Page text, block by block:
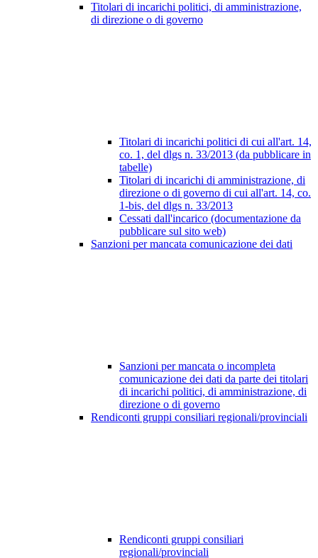
Titolari di incarichi politici, di amministrazione,
di direzione o di governo
Titolari di incarichi politici di cui all'art. 14,
co. 1, del dlgs n. 33/2013 (da pubblicare in
tabelle)
Titolari di incarichi di amministrazione, di
direzione o di governo di cui all'art. 14, co.
1-bis, del dlgs n. 33/2013
Cessati dall'incarico (documentazione da
pubblicare sul sito web)
Sanzioni per mancata comunicazione dei dati
Sanzioni per mancata o incompleta
comunicazione dei dati da parte dei titolari
di incarichi politici, di amministrazione, di
direzione o di governo
Rendiconti gruppi consiliari regionali/provinciali
Rendiconti gruppi consiliari
regionali/provinciali